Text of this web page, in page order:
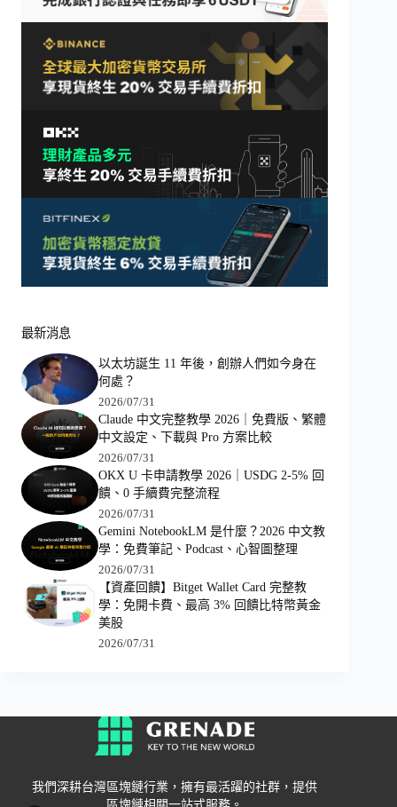
最新消息
以太坊誕生 11 年後，創辦人們如今身在
何處？
2026/07/31
Claude 中文完整教學 2026｜免費版、繁體
中文設定、下載與 Pro 方案比較
2026/07/31
OKX U 卡申請教學 2026｜USDG 2-5% 回
饋、0 手續費完整流程
2026/07/31
Gemini NotebookLM 是什麼？2026 中文教
學：免費筆記、Podcast、心智圖整理
2026/07/31
【資產回饋】Bitget Wallet Card 完整教
學：免開卡費、最高 3% 回饋比特幣黃金
美股
2026/07/31
我們深耕台灣區塊鏈行業，擁有最活躍的社群，提供